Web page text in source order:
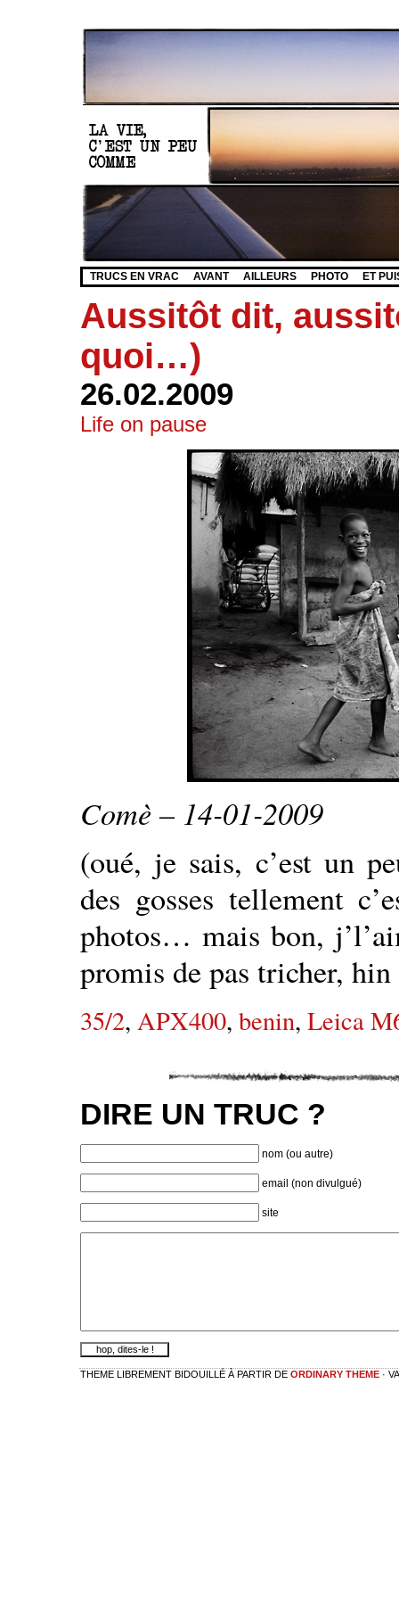
TRUCS EN VRAC AVANT AILLEURS PHOTO ET
Aussitôt dit,
quoi…)
26.02.2009
Life on pause
Comè – 14-01-2009
(oué, je sais, c’est un
des gosses tellement
photos… mais bon,
promis de pas tricher,
35/2, APX400, benin, Leica
DIRE UN TRUC ?
nom (ou autre)
email (non divulgué)
site
THEME LIBREMENT BIDOUILLÉ À PARTIR DE ORDINARY THEME ·